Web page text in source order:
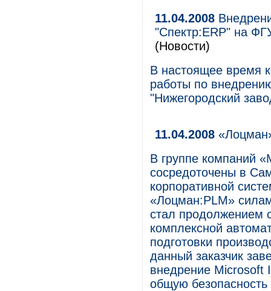
11.04.2008
"Спектр:ERP" на
(Новости)
В настоящее время
работы по
"Нижегородский
11.04.2008
В группе компаний
сосредоточены в
корпоративной
«Лоцман:PLM»
стал продолжением
комплексной
подготовки
данный заказчик
внедрение Microsoft
общую